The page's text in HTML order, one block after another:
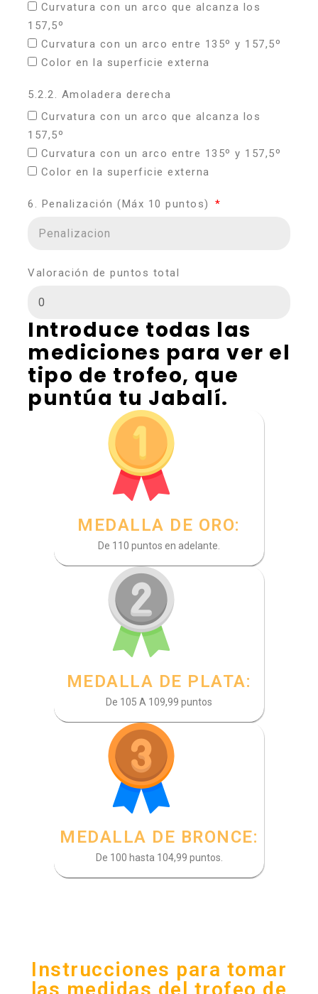
Curvatura con un arco que alcanza los
157,5º
Curvatura con un arco entre 135º y 157,5º
Color en la superficie externa
5.2.2. Amoladera derecha
Curvatura con un arco que alcanza los
157,5º
Curvatura con un arco entre 135º y 157,5º
Color en la superficie externa
6. Penalización (Máx 10 puntos)
Valoración de puntos total
Introduce todas las
mediciones para ver el
tipo de trofeo, que
puntúa tu Jabalí.
MEDALLA DE ORO:
De 110 puntos en adelante.
MEDALLA DE PLATA:
De 105 A 109,99 puntos
MEDALLA DE BRONCE:
De 100 hasta 104,99 puntos.
Instrucciones para tomar